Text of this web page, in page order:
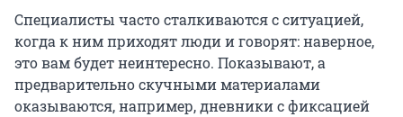
Специалисты часто сталкиваются с ситуацией,
когда к ним приходят люди и говорят: наверное,
это вам будет неинтересно. Показывают, а
предварительно скучными материалами
оказываются, например, дневники с фиксацией